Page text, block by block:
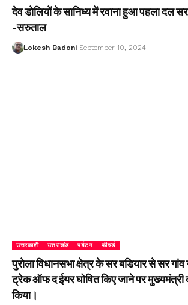
देव डोलियों के सानिध्य में रवाना हुआ पहला दल
-सरुताल
Lokesh Badoni September 10, 2024
उत्तरकाशी उत्तराखंड पर्यटन फीचर्ड
पुरोला विधानसभा क्षेत्र के सर बडियार से सर
ट्रेक ऑफ द ईयर घोषित किए जाने पर मुख्यमंत्री
किया।